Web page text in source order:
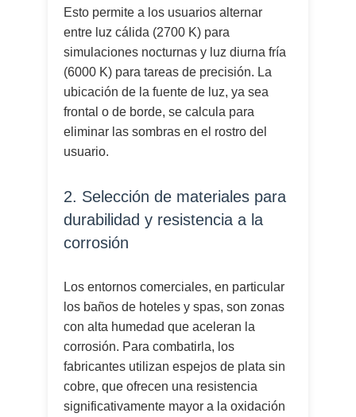
Esto permite a los usuarios alternar
entre luz cálida (2700 K) para
simulaciones nocturnas y luz diurna fría
(6000 K) para tareas de precisión. La
ubicación de la fuente de luz, ya sea
frontal o de borde, se calcula para
eliminar las sombras en el rostro del
usuario.
2. Selección de materiales para
durabilidad y resistencia a la
corrosión
Los entornos comerciales, en particular
los baños de hoteles y spas, son zonas
con alta humedad que aceleran la
corrosión. Para combatirla, los
fabricantes utilizan espejos de plata sin
cobre, que ofrecen una resistencia
significativamente mayor a la oxidación